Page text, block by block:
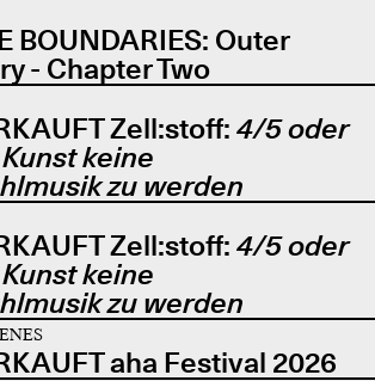
BOUNDARIES: Outer
- Chapter Two
Zell:stoff: 4/5 oder
keine
zu werden
Zell:stoff: 4/5 oder
keine
zu werden
aha Festival 2026